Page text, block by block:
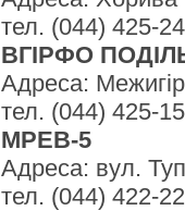
тел. (044) 425-
ВГІРФО
Адреса:
тел. (044) 425-
МРЕВ-5
Адреса: вул.
тел. (044) 422-